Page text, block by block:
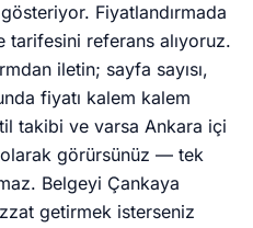
Fiyatlandırmada
tarifesini referans alıyoruz.
iletin; sayfa sayısı,
fiyatı kalem kalem
takibi ve varsa Ankara içi
görürsünüz — tek
Belgeyi Çankaya
getirmek isterseniz